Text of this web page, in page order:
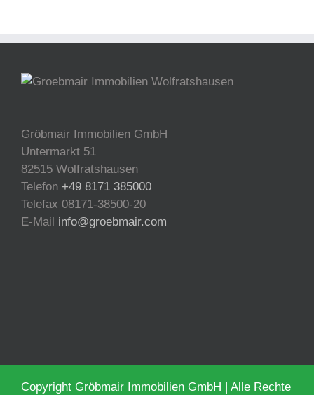
Gröbmair Immobilien GmbH
Untermarkt 51
82515 Wolfratshausen
Telefon +49 8171 385000
Telefax 08171-38500-20
E-Mail info@groebmair.com
Copyright Gröbmair Immobilien GmbH | Alle Rechte